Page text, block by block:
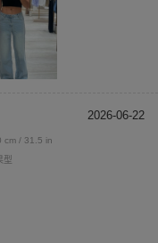
2026-06-22
cm / 31.5 in
型